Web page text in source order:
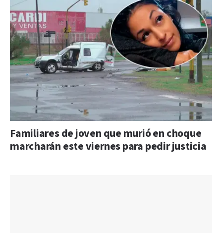
Familiares de joven que murió en choque
marcharán este viernes para pedir justicia